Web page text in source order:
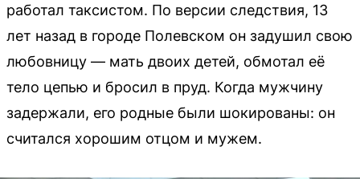
работал таксистом. По версии следствия, 13
лет назад в городе Полевском он задушил свою
любовницу — мать двоих детей, обмотал её
тело цепью и бросил в пруд. Когда мужчину
задержали, его родные были шокированы: он
считался хорошим отцом и мужем.